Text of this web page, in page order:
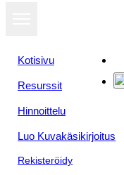
Kotisivu
Resurssit
Hinnoittelu
Luo Kuvakäsikirjoitus
Rekisteröidy